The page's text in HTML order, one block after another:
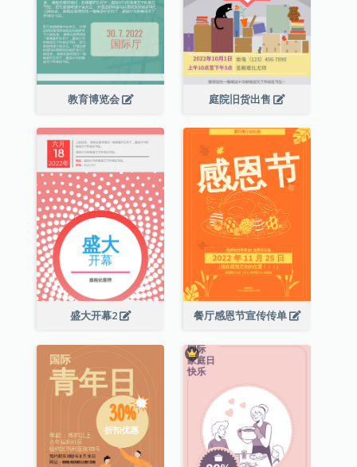
教育博览会 庭院旧货出售
盛大开幕2 餐厅感恩节宣传传单